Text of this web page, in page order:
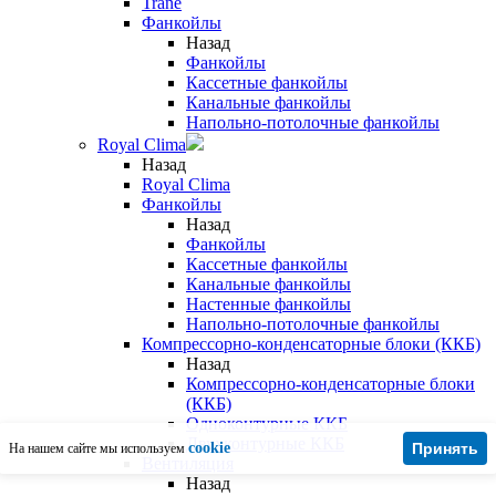
Фанкойлы
Назад
Фанкойлы
Кассетные фанкойлы
Канальные фанкойлы
Напольно-потолочные фанкойлы
Royal Clima
Назад
Royal Clima
Фанкойлы
Назад
Фанкойлы
Кассетные фанкойлы
Канальные фанкойлы
Настенные фанкойлы
Напольно-потолочные фанкойлы
Компрессорно-конденсаторные блоки (ККБ)
Назад
Компрессорно-конденсаторные блоки
(ККБ)
Одноконтурные ККБ
Двухконтурные ККБ
Назад
На нашем сайте мы используем cookie Принять